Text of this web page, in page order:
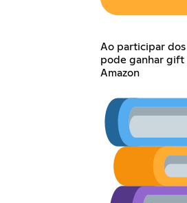
Ao participar
pode ganhar gift
Amazon